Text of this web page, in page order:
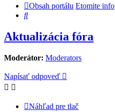
Obsah portálu Etomite info
Hľadať
Aktualizácia fóra
Moderátor: Moderators
Napísať odpoveď
Náhľad pre tlač